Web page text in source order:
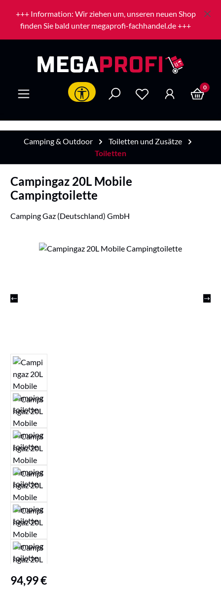
Zum Hauptinhalt springen
+++ Information: Wir ziehen um, unseren neuen Shop
finden Sie bald unter megaprofi-fachhandel.de +++
Werkzeugleiste anzeigen 0
Camping & Outdoor
Toiletten und Zusätze
Toiletten
Campingaz 20L Mobile
Campingtoilette
Camping Gaz (Deutschland) GmbH
Bildergalerie überspringen
Regulärer Preis:
94,99 €